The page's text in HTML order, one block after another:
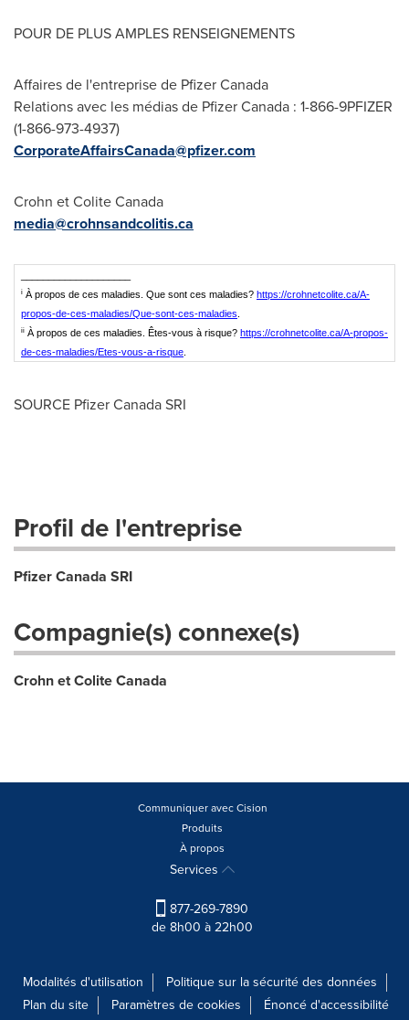
POUR DE PLUS AMPLES RENSEIGNEMENTS
Affaires de l'entreprise de Pfizer Canada
Relations avec les médias de Pfizer Canada : 1-866-9PFIZER
(1-866-973-4937)
CorporateAffairsCanada@pfizer.com
Crohn et Colite Canada
media@crohnsandcolitis.ca
iÀ propos de ces maladies. Que sont ces maladies? https://crohnetcolite.ca/A-
propos-de-ces-maladies/Que-sont-ces-maladies
iiÀ propos de ces maladies. Êtes-vous à risque? https://crohnetcolite.ca/A-propos-
de-ces-maladies/Etes-vous-a-risque.
SOURCE Pfizer Canada SRI
Profil de l'entreprise
Pfizer Canada SRI
Compagnie(s) connexe(s)
Crohn et Colite Canada
Communiquer avec Cision
Produits
À propos
Services
877-269-7890
de 8h00 à 22h00
Modalités d'utilisation
Politique sur la sécurité des données
Plan du site
Paramètres de cookies Énoncé d'accessibilité